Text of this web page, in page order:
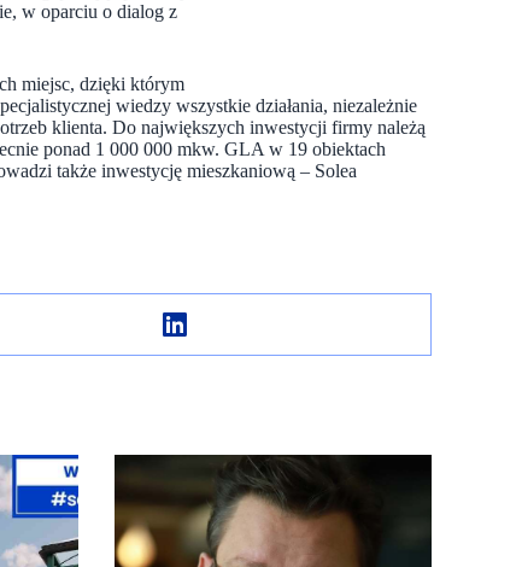
w oparciu o dialog z
miejsc, dzięki którym
wiedzy wszystkie działania, niezależnie
klienta. Do największych inwestycji firmy należą
ponad 1 000 000 mkw. GLA w 19 obiektach
także inwestycję mieszkaniową – Solea